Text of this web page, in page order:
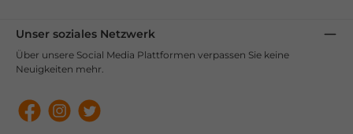
Unser soziales Netzwerk
Über unsere Social Media Plattformen verpassen Sie keine
Neuigkeiten mehr.
FacebookInstagram
Twitter